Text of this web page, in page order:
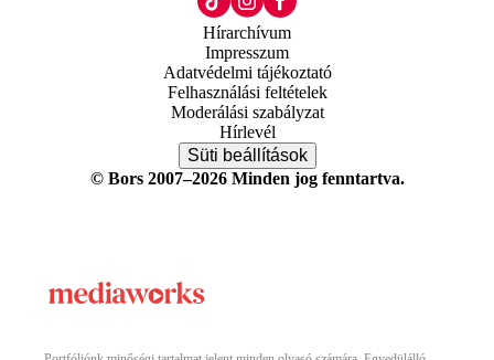
Hírarchívum
Impresszum
Adatvédelmi tájékoztató
Felhasználási feltételek
Moderálási szabályzat
Hírlevél
Süti beállítások
© Bors 2007–2026 Minden jog fenntartva.